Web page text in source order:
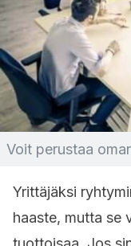
Voit perustaa
Yrittäjäksi
haaste, mutta se